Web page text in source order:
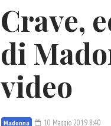
Crave,
di
video
Madonna 10 Maggio 2019 8:40